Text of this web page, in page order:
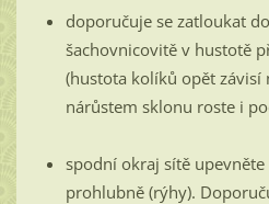
doporučuje se zatloukat
šachovnicovitě v hustotě
(hustota kolíků opět závisí
nárůstem sklonu roste i
spodní okraj sítě
prohlubně (rýhy).